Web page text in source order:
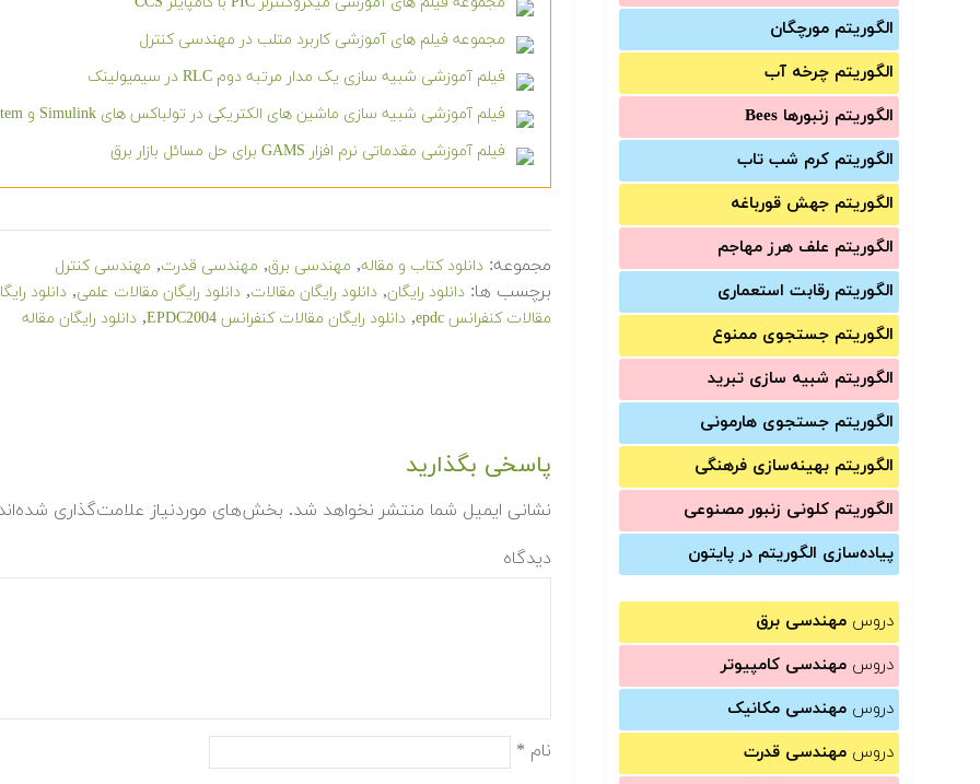
الگوریتم مورچگان
الگوریتم چرخه آب
الگوریتم زنبورها Bees
الگوریتم کرم شب تاب
الگوریتم جهش قورباغه
الگوریتم علف هرز مهاجم
الگوریتم رقابت استعماری
الگوریتم جستجوی ممنوع
الگوریتم شبیه سازی تبرید
الگوریتم جستجوی هارمونی
الگوریتم بهینه‌سازی فرهنگی
الگوریتم کلونی زنبور مصنوعی
پیاده‌سازی الگوریتم در پایتون
دروس مهندسی برق
دروس مهندسی کامپیوتر
دروس مهندسی مکانیک
دروس مهندسی قدرت
مجموعه فیلم های آموزشی کاربرد متلب در مهندسی کنترل
فیلم آموزشی شبیه سازی یک مدار مرتبه دوم RLC در سیمیولینک
فیلم آموزشی شبیه سازی ماشین های الکتریکی در تولباکس های Simulink و SimPowerSystem در نرم افزار متلب
فیلم آموزشی مقدماتی نرم افزار GAMS برای حل مسائل بازار برق
مجموعه: دانلود کتاب و مقاله, مهندسی برق, مهندسی قدرت, مهندسی کنترل
برچسب ها: دانلود رایگان, دانلود رایگان مقالات, دانلود رایگان مقالات علمی, دانلود
مقالات کنفرانس epdc
, دانلود رایگان مقالات کنفرانس EPDC2004 , دانلود رایگان مقاله
پاسخی بگذارید
نشانی ایمیل شما منتشر نخواهد شد. بخش‌های موردنیاز علامت‌گذاری
دیدگاه
نام *